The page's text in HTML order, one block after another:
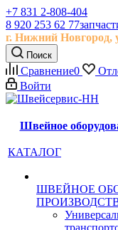
+7 831 2-808-404
8 920 253 62 77
г. Нижний Новгород,
Поиск
Сравнение0
Войти
Швейное
КАТАЛОГ
ШВЕЙНОЕ